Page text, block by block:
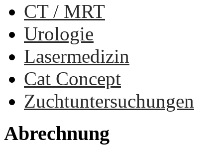
CT / MRT
Urologie
Lasermedizin
Cat Concept
Zuchtuntersuchungen
Abrechnung